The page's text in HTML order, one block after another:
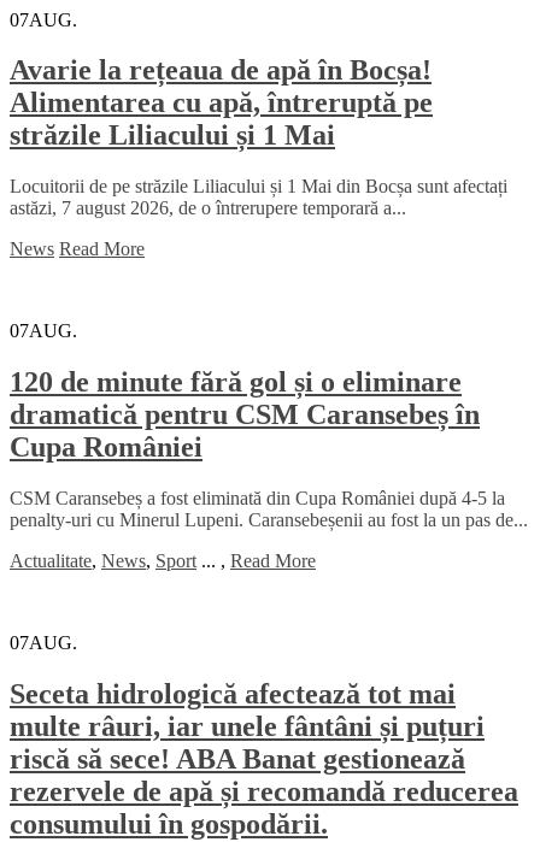
07AUG.
Avarie la rețeaua de apă în Bocșa!
Alimentarea cu apă, întreruptă pe
străzile Liliacului și 1 Mai
Locuitorii de pe străzile Liliacului și 1 Mai din Bocșa sunt afectați
astăzi, 7 august 2026, de o întrerupere temporară a...
News Read More
07AUG.
120 de minute fără gol și o eliminare
dramatică pentru CSM Caransebeș în
Cupa României
CSM Caransebeș a fost eliminată din Cupa României după 4-5 la
penalty-uri cu Minerul Lupeni. Caransebeșenii au fost la un pas de...
Actualitate, News, Sport ... , Read More
07AUG.
Seceta hidrologică afectează tot mai
multe râuri, iar unele fântâni și puțuri
riscă să sece! ABA Banat gestionează
rezervele de apă și recomandă reducerea
consumului în gospodării.